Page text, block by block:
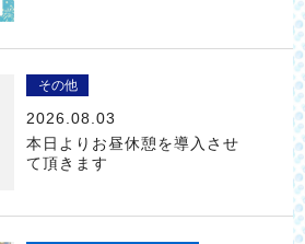
その他
2026.08.03
本日よりお昼休憩を導入させ
て頂きます